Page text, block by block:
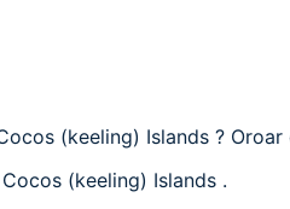
(keeling) Islands ?
(keeling) Islands .